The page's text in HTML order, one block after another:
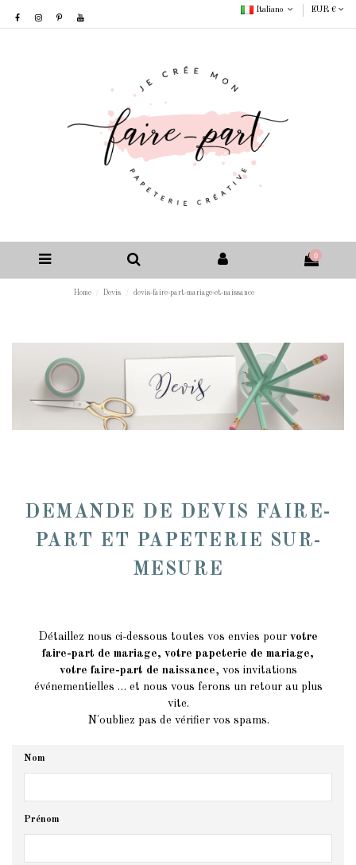
Italiano EUR €
0
Home Devis devis-faire-part-mariage-et-naissance
DEMANDE DE DEVIS FAIRE-
PART ET PAPETERIE SUR-
MESURE
Détaillez nous ci-dessous toutes vos envies pour votre
faire-part de mariage, votre papeterie de mariage,
votre faire-part de naissance, vos invitations
événementielles … et nous vous ferons un retour au plus
vite.
N'oubliez pas de vérifier vos spams.
Nom
Prénom